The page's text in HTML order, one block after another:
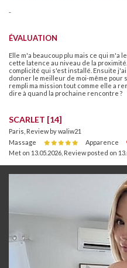
-
ÉVALUATION
Elle m'a beaucoup plu mais ce qui m'a
cette latence au niveau de la
complicité qui s'est installé. Ensuite
donner le meilleur de moi-même pour
rempli ma mission tout comme elle a
dire à quand la prochaine rencontre ?
SCARLET [14]
Paris, Review by waliw21
Massage
Apparence
Met on 13.05.2026 Review posted on